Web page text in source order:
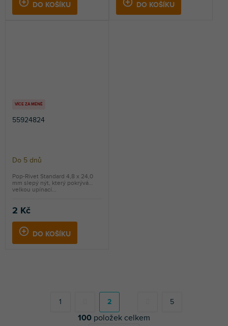
DO KOŠÍKU DO KOŠÍKU
VÍCE ZA MÉNĚ
55924824
Do 5 dnů
2 Kč
DO KOŠÍKU
Pop-Rivet Standard 4,8 x 24,0
mm slepý nýt, který pokrývá
velkou upínací...
t
á
n
1 2 5
100 položek celkem